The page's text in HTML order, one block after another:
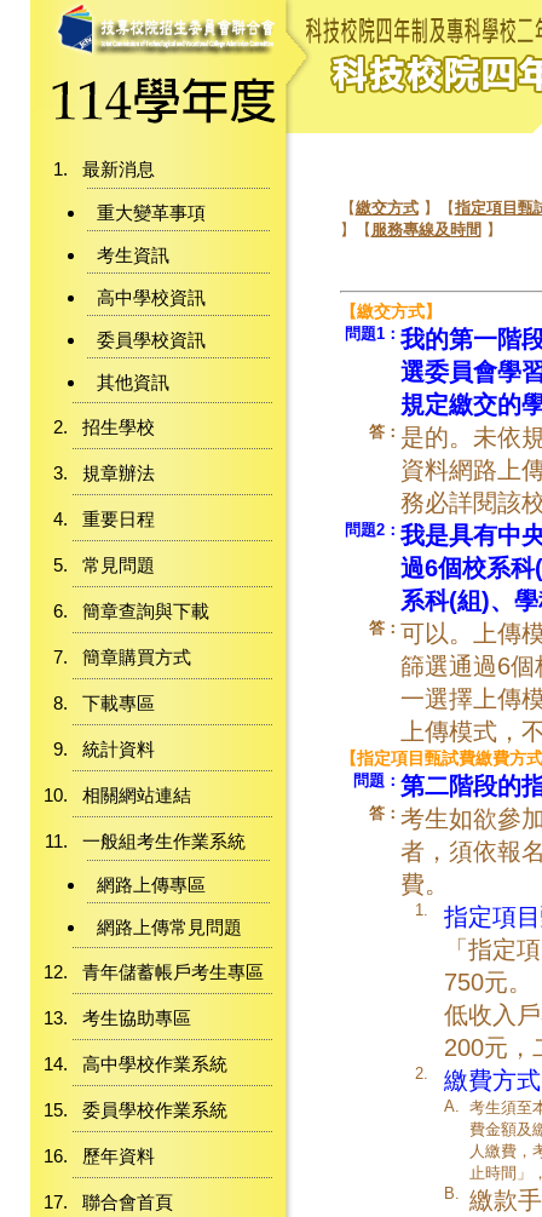
最新消息
重大變革事項
考生資訊
高中學校資訊
委員學校資訊
其他資訊
招生學校
規章辦法
重要日程
常見問題
簡章查詢與下載
簡章購買方式
下載專區
統計資料
相關網站連結
一般組考生作業系統
網路上傳專區
網路上傳常見問題
青年儲蓄帳戶考生專區
考生協助專區
高中學校作業系統
委員學校作業系統
歷年資料
聯合會首頁
【繳交方式】【指定項目甄
】【 服務專線及時間 】
【繳交方式】
問題1： 我的第一階
選委員會學
規定繳交的
答： 是的。未依
資料網路上
務必詳閱該
問題2： 我是具有中
過6個校系
系科(組)、
答： 可以。上傳
篩選通過6
一選擇上傳
上傳模式，
【指定項目甄試費繳費方
問題： 第二階段的
答： 考生如欲參
者，須依報
費。
1.
指定項
「指定
750元。
低收入
200元，
2. 繳費方
A.
考生須至
費金額及
人繳費，
止時間」
B.
繳款